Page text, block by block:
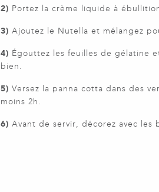
2) Portez la crème liquide à
3) Ajoutez le Nutella et mélangez
4) Égouttez les feuilles de gélatine
bien.
5) Versez la panna cotta dans des
moins 2h.
6) Avant de servir, décorez avec les